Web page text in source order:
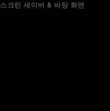
스크린 세이버 & 바탕 화면